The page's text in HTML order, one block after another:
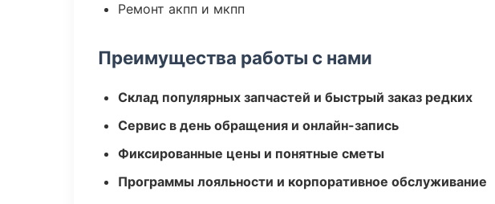
Ремонт акпп и мкпп
Преимущества работы с нами
Склад популярных запчастей и быстрый заказ редких
Сервис в день обращения и онлайн-запись
Фиксированные цены и понятные сметы
Программы лояльности и корпоративное обслуживание